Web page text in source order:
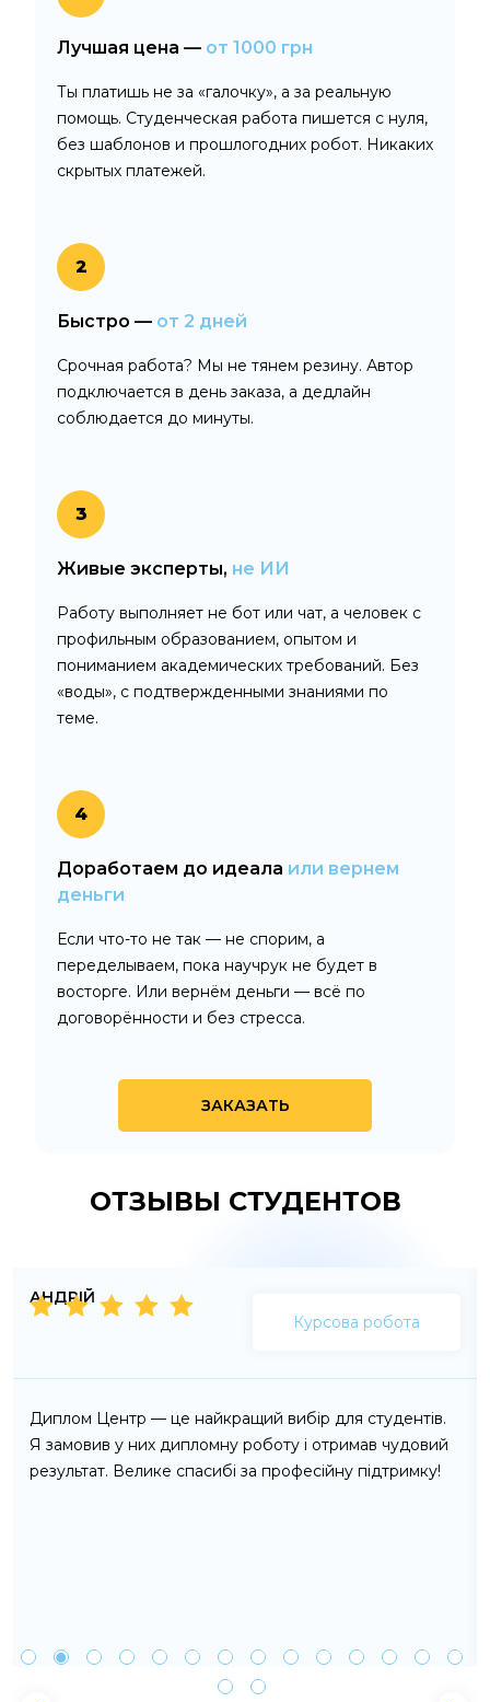
Лучшая цена — от 1000 грн
Ты платишь не за «галочку», а за реальную
помощь. Студенческая работа пишется с нуля,
без шаблонов и прошлогодних робот. Никаких
скрытых платежей.
2
Быстро — от 2 дней
Срочная работа? Мы не тянем резину. Автор
подключается в день заказа, а дедлайн
соблюдается до минуты.
3
Живые эксперты, не ИИ
Работу выполняет не бот или чат, а человек с
профильным образованием, опытом и
пониманием академических требований. Без
«воды», с подтвержденными знаниями по
теме.
4
Доработаем до идеала или вернем
деньги
Если что-то не так — не спорим, а
переделываем, пока научрук не будет в
восторге. Или вернём деньги — всё по
договорённости и без стресса.
ЗАКАЗАТЬ
ОТЗЫВЫ СТУДЕНТОВ
АНДРІЙ
Курсова робота
Диплом Центр — це найкращий вибір для студентів.
Я замовив у них дипломну роботу і отримав чудовий
результат. Велике спасибі за професійну підтримку!